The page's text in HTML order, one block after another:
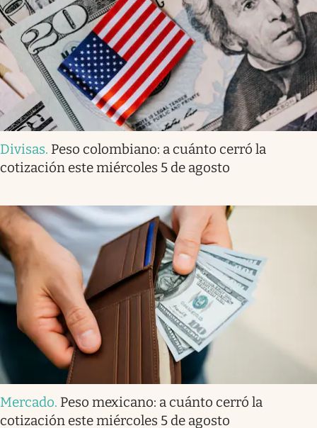
Divisas. Peso colombiano: a cuánto cerró la
cotización este miércoles 5 de agosto
Mercado. Peso mexicano: a cuánto cerró la
cotización este miércoles 5 de agosto